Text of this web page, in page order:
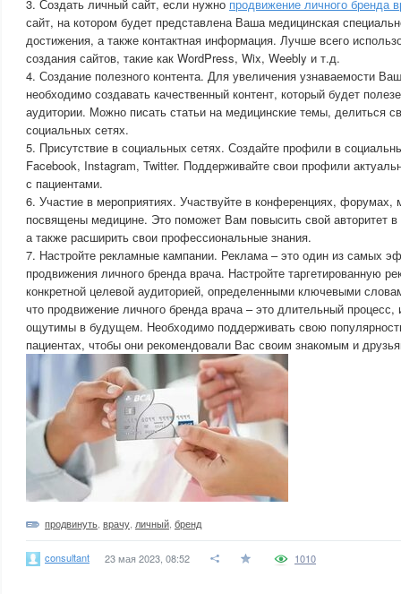
3. Создать личный сайт, если нужно продвижение личного бренда
сайт, на котором будет представлена Ваша медицинская
достижения, а также контактная информация. Лучше всего
создания сайтов, такие как WordPress, Wix, Weebly и т.д.
4. Создание полезного контента. Для увеличения узнаваемости
необходимо создавать качественный контент, который будет
аудитории. Можно писать статьи на медицинские темы, делиться
социальных сетях.
5. Присутствие в социальных сетях. Создайте профили в
Facebook, Instagram, Twitter. Поддерживайте свои профили
с пациентами.
6. Участие в мероприятиях. Участвуйте в конференциях, форумах,
посвящены медицине. Это поможет Вам повысить свой авторитет
а также расширить свои профессиональные знания.
7. Настройте рекламные кампании. Реклама – это один из самых
продвижения личного бренда врача. Настройте таргетированную
конкретной целевой аудиторией, определенными ключевыми
что продвижение личного бренда врача – это длительный процесс,
ощутимы в будущем. Необходимо поддерживать свою
пациентах, чтобы они рекомендовали Вас своим знакомым и
продвинуть врачу личный бренд
consultant 23 мая 2023, 08:52 1010